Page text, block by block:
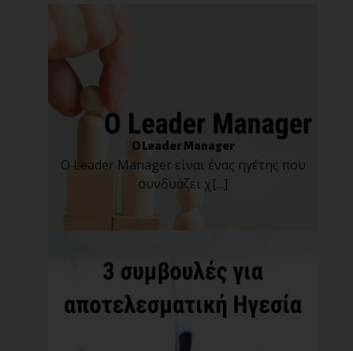
O Leader Manager
Ο Leader Manager είναι ένας ηγέτης που
συνδυάζει χ[...]